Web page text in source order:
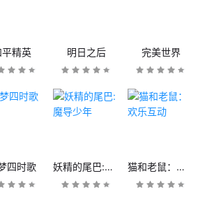
平精英 明日之后 完美世界
四时歌 妖精的尾巴:魔导少年 猫和老鼠：欢乐互动